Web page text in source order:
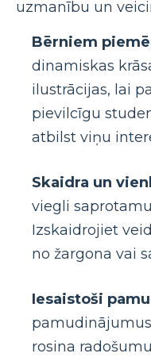
uzmanību un
Bērniem
dinamiskas
ilustrācijas, lai
pievilcīgu
atbilst viņu
Skaidra un
viegli
Izskaidrojiet
no žargona vai
Iesaistoši
rosina